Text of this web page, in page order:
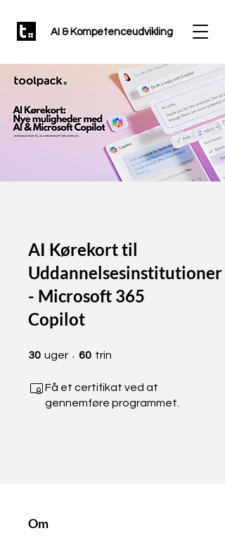
AI & Kompetenceudvikling
AI Kørekort til
Uddannelsesinstitutioner
- Microsoft 365
Copilot
30 uger 30 uger
60 trin
Få et certifikat ved at
gennemføre programmet.
Om